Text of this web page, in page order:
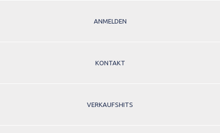
ANMELDEN
KONTAKT
VERKAUFSHITS